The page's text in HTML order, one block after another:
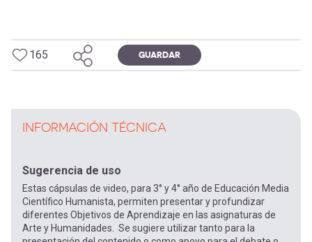
165 GUARDAR
INFORMACIÓN TÉCNICA
Sugerencia de uso
Estas cápsulas de video, para 3° y 4° año de Educación Media
Científico Humanista, permiten presentar y profundizar
diferentes Objetivos de Aprendizaje en las asignaturas de
Arte y Humanidades. Se sugiere utilizar tanto para la